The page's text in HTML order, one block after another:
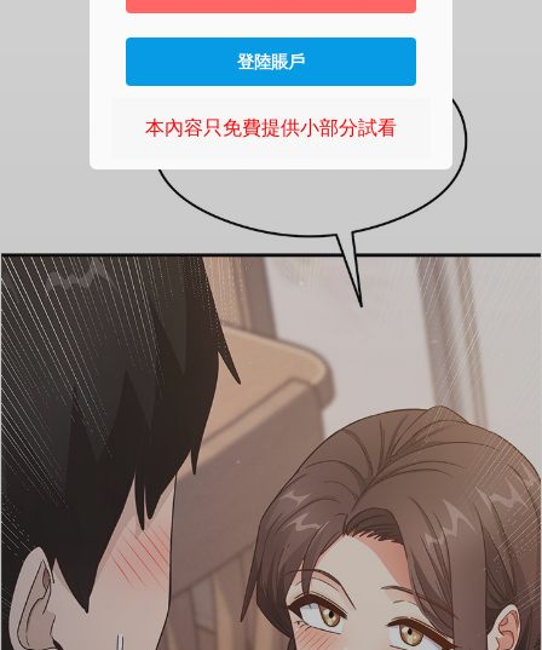
登陸賬戶
本內容只免費提供小部分試看